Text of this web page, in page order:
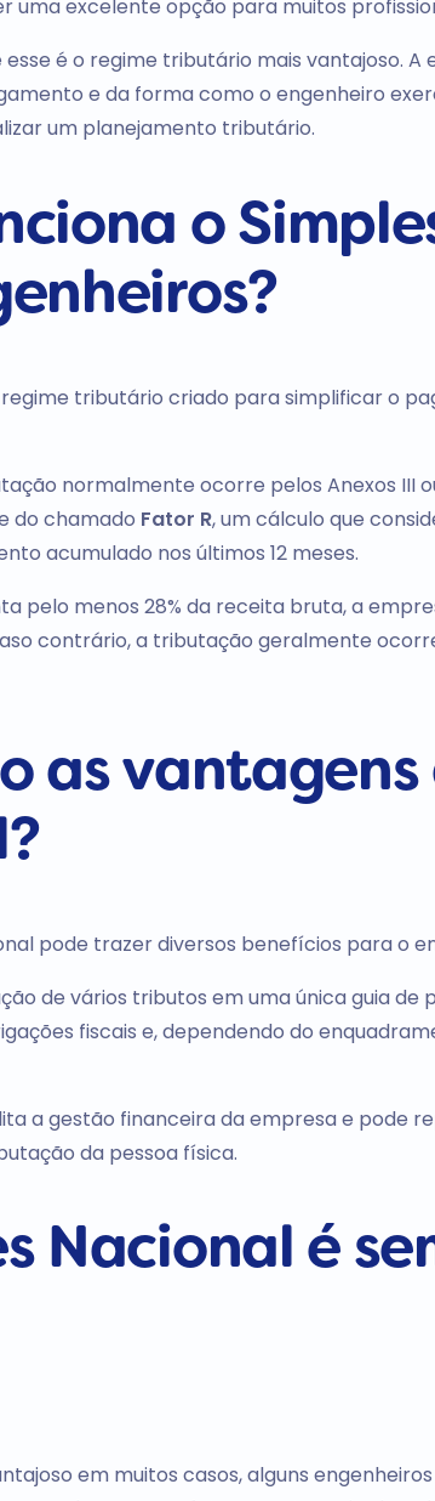
uma excelente opção para muitos
é o regime tributário mais vantajoso.
e da forma como o engenheiro
um planejamento tributário.
o
regime tributário criado para simplificar o
normalmente ocorre pelos Anexos III
do chamado Fator R, um cálculo que
acumulado nos últimos 12 meses.
pelo menos 28% da receita bruta, a
contrário, a tributação geralmente
as vantagens
pode trazer diversos benefícios para o
de vários tributos em uma única guia
fiscais e, dependendo do
a gestão financeira da empresa e pode
da pessoa física.
Nacional é
em muitos casos, alguns